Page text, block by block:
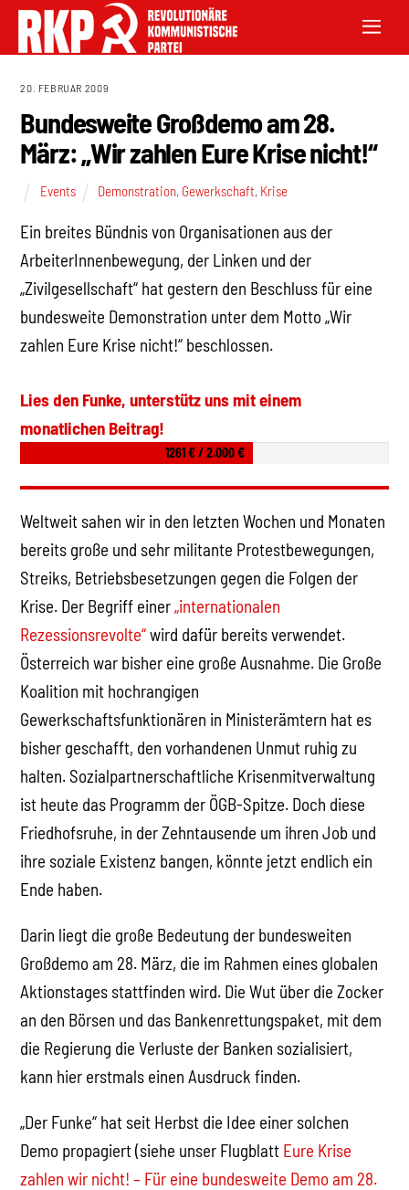
20. FEBRUAR 2009
Bundesweite Großdemo am 28.
März: „Wir zahlen Eure Krise nicht!“
Events Demonstration, Gewerkschaft, Krise
Ein breites Bündnis von Organisationen aus der
ArbeiterInnenbewegung, der Linken und der
„Zivilgesellschaft“ hat gestern den Beschluss für eine
bundesweite Demonstration unter dem Motto „Wir
zahlen Eure Krise nicht!“ beschlossen.
Lies den Funke, unterstütz uns mit einem
monatlichen Beitrag!
1261 € / 2.000 €
Weltweit sahen wir in den letzten Wochen und Monaten
bereits große und sehr militante Protestbewegungen,
Streiks, Betriebsbesetzungen gegen die Folgen der
Krise. Der Begriff einer„internationalen
Rezessionsrevolte“wird dafür bereits verwendet.
Österreich war bisher eine große Ausnahme. Die Große
Koalition mit hochrangigen
Gewerkschaftsfunktionären in Ministerämtern hat es
bisher geschafft, den vorhandenen Unmut ruhig zu
halten. Sozialpartnerschaftliche Krisenmitverwaltung
ist heute das Programm der ÖGB-Spitze. Doch diese
Friedhofsruhe, in der Zehntausende um ihren Job und
ihre soziale Existenz bangen, könnte jetzt endlich ein
Ende haben.
Darin liegt die große Bedeutung der bundesweiten
Großdemo am 28. März, die im Rahmen eines globalen
Aktionstages stattfinden wird. Die Wut über die Zocker
an den Börsen und das Bankenrettungspaket, mit dem
die Regierung die Verluste der Banken sozialisiert,
kann hier erstmals einen Ausdruck finden.
„Der Funke“ hat seit Herbst die Idee einer solchen
Demo propagiert (siehe unser Flugblatt Eure Krise
zahlen wir nicht! – Für eine bundesweite Demo am 28.